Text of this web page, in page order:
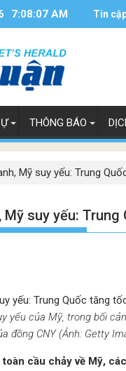
7:08:08 AM Tin
THÔNG BÁO
Mỹ suy yếu: Trung
suy yếu:
yếu của Mỹ, trong bối
đồng CNY (Ảnh: Getty
cầu chảy về Mỹ,